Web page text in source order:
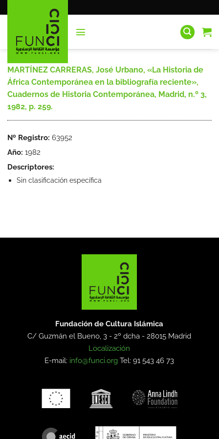
al
MARTÍNEZ CARRERAS, José Urbano, «La Historia de
África Contemporánea en la bibliografía reciente»,
Cuadernos de Historia Contemporánea, Madrid, n.º 3,
1982, p. 259.
Nº Registro: 63952
Año: 1982
Descriptores:
Sin clasificación específica
Fundación de Cultura Islámica
C/ Guzmán el Bueno, 3 - 2º dcha -28015 Madrid
Localización
E-mail: info@funci.org Tel: 91 543 46 73